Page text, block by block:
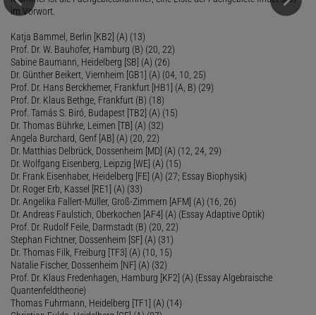
im Vorwort.
Katja Bammel, Berlin [KB2] (A) (13)
Prof. Dr. W. Bauhofer, Hamburg (B) (20, 22)
Sabine Baumann, Heidelberg [SB] (A) (26)
Dr. Günther Beikert, Viernheim [GB1] (A) (04, 10, 25)
Prof. Dr. Hans Berckhemer, Frankfurt [HB1] (A, B) (29)
Prof. Dr. Klaus Bethge, Frankfurt (B) (18)
Prof. Tamás S. Biró, Budapest [TB2] (A) (15)
Dr. Thomas Bührke, Leimen [TB] (A) (32)
Angela Burchard, Genf [AB] (A) (20, 22)
Dr. Matthias Delbrück, Dossenheim [MD] (A) (12, 24, 29)
Dr. Wolfgang Eisenberg, Leipzig [WE] (A) (15)
Dr. Frank Eisenhaber, Heidelberg [FE] (A) (27; Essay Biophysik)
Dr. Roger Erb, Kassel [RE1] (A) (33)
Dr. Angelika Fallert-Müller, Groß-Zimmern [AFM] (A) (16, 26)
Dr. Andreas Faulstich, Oberkochen [AF4] (A) (Essay Adaptive Optik)
Prof. Dr. Rudolf Feile, Darmstadt (B) (20, 22)
Stephan Fichtner, Dossenheim [SF] (A) (31)
Dr. Thomas Filk, Freiburg [TF3] (A) (10, 15)
Natalie Fischer, Dossenheim [NF] (A) (32)
Prof. Dr. Klaus Fredenhagen, Hamburg [KF2] (A) (Essay Algebraische
Quantenfeldtheorie)
Thomas Fuhrmann, Heidelberg [TF1] (A) (14)